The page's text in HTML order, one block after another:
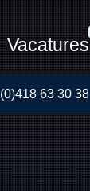
Vacatures
(0)418 63 30 38